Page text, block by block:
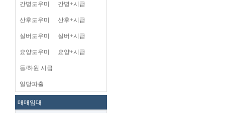
간병도우미 간병+시급
산후도우미 산후+시급
실버도우미 실버+시급
요양도우미 요양+시급
등/하원 시급
일당파출
매매임대